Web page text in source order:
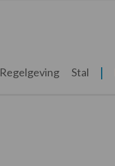
Regelgeving Stal